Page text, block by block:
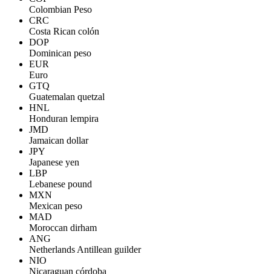
Colombian Peso
CRC
Costa Rican colón
DOP
Dominican peso
EUR
Euro
GTQ
Guatemalan quetzal
HNL
Honduran lempira
JMD
Jamaican dollar
JPY
Japanese yen
LBP
Lebanese pound
MXN
Mexican peso
MAD
Moroccan dirham
ANG
Netherlands Antillean guilder
NIO
Nicaraguan córdoba